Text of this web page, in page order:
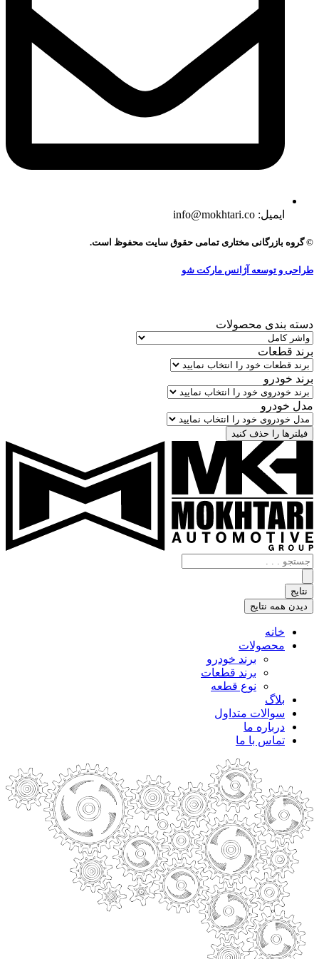
ایمیل: info@mokhtari.co
© گروه بازرگانی مختاری تمامی حقوق سایت محفوظ است.
طراحی و توسعه آژانس مارکت شو
دسته بندی محصولات
برند قطعات
برند خودرو
مدل خودرو
فیلترها را حذف کنید
جستجو
.
.
.
نتایج
دیدن همه نتایج
خانه
محصولات
برند خودرو
برند قطعات
نوع قطعه
بلاگ
سوالات متداول
درباره ما
تماس با ما